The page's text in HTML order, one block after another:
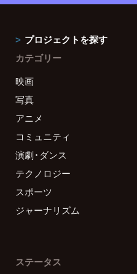
プロジェクトを探す
カテゴリー
映画
写真
アニメ
コミュニティ
演劇・ダンス
テクノロジー
スポーツ
ジャーナリズム
ステータス